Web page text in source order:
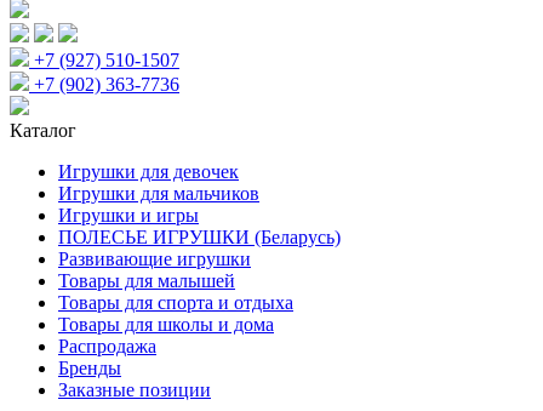
+7 (927) 510-1507
+7 (902) 363-7736
Каталог
Игрушки для девочек
Игрушки для мальчиков
Игрушки и игры
ПОЛЕСЬЕ ИГРУШКИ (Беларусь)
Развивающие игрушки
Товары для малышей
Товары для спорта и отдыха
Товары для школы и дома
Распродажа
Бренды
Заказные позиции